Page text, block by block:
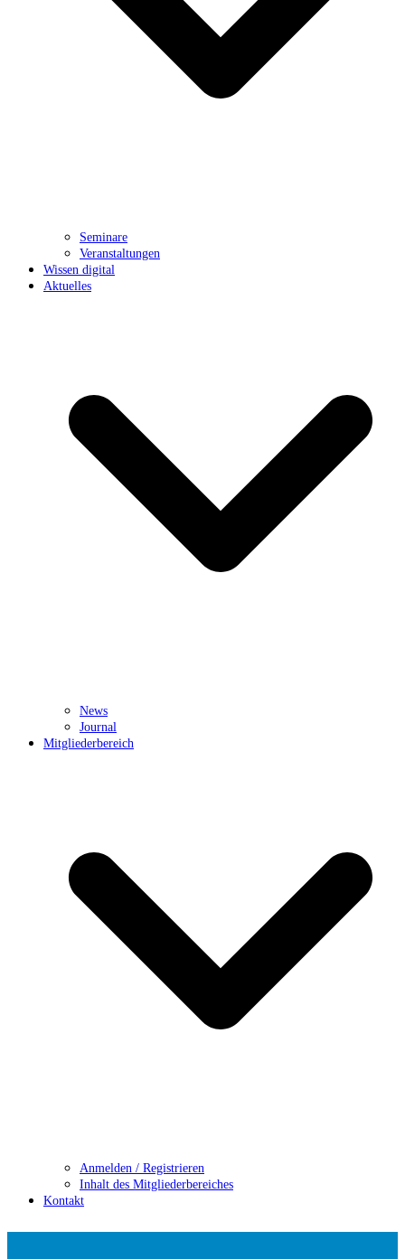
Seminare
Veranstaltungen
Wissen digital
Aktuelles
News
Journal
Mitgliederbereich
Anmelden / Registrieren
Inhalt des Mitgliederbereiches
Kontakt